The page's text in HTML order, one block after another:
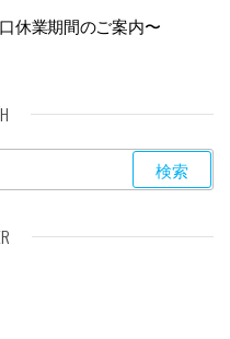
休業期間のご案内〜